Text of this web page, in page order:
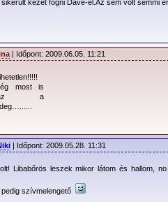
sikerült kezet fogni Dave-el.Az sem volt semmi
| Időpont: 2009.06.05. 11:21
most is
a
| Időpont: 2009.05.28. 11:31
Libabőrös leszek mikor látom és hallom,
szívmelengető